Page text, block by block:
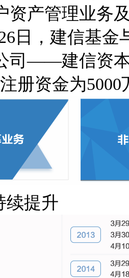
资产管理业
日，建信基金
司——建信资
册资金为5000
续提升